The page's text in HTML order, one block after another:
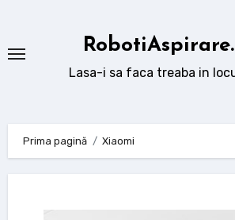
conținut
Lasa-i sa faca treaba in
Prima pagină Xiaomi